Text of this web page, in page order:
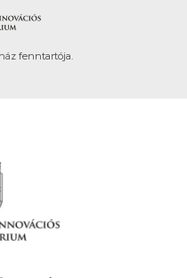
fenntartója.